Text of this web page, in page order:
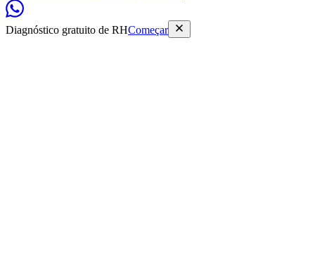
Diagnóstico gratuito de RHComeçar